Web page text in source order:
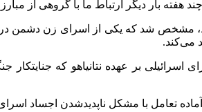
هفته بار دیگر ارتباط ما با گروهی از
مشخص شد که یکی از اسرای زن
می‌کند.
اسرائیلی بر عهده نتانیاهو که
تعامل با مشکل ناپدیدشدن اجساد